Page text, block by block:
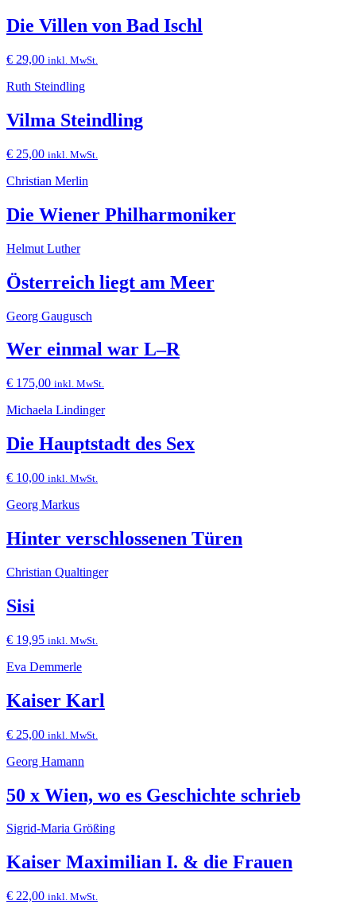
Die Villen von Bad Ischl
€ 29,00 inkl. MwSt.
Ruth Steindling
Vilma Steindling
€ 25,00 inkl. MwSt.
Christian Merlin
Die Wiener Philharmoniker
Helmut Luther
Österreich liegt am Meer
Georg Gaugusch
Wer einmal war L–R
€ 175,00 inkl. MwSt.
Michaela Lindinger
Die Hauptstadt des Sex
€ 10,00 inkl. MwSt.
Georg Markus
Hinter verschlossenen Türen
Christian Qualtinger
Sisi
€ 19,95 inkl. MwSt.
Eva Demmerle
Kaiser Karl
€ 25,00 inkl. MwSt.
Georg Hamann
50 x Wien, wo es Geschichte schrieb
Sigrid-Maria Größing
Kaiser Maximilian I. & die Frauen
€ 22,00 inkl. MwSt.